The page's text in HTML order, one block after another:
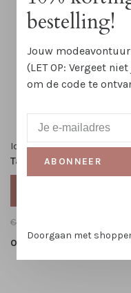
Ichi
Tas Iakeldie
€44,95
One Size
bestelling!
Jouw
(LET OP: Vergeet
om de code te
ABONNEER
Doorgaan met